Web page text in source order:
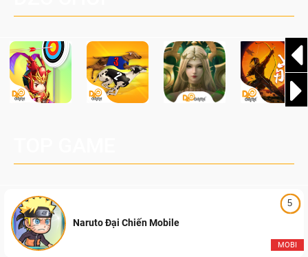
5
MOBI
Naruto Đại Chiến Mobile